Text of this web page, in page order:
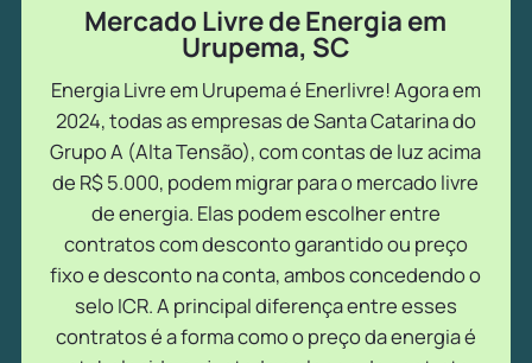
Mercado Livre de Energia em
Urupema, SC
Energia Livre em Urupema é Enerlivre! Agora em
2024, todas as empresas de Santa Catarina do
Grupo A (Alta Tensão), com contas de luz acima
de R$ 5.000, podem migrar para o mercado livre
de energia. Elas podem escolher entre
contratos com desconto garantido ou preço
fixo e desconto na conta, ambos concedendo o
selo ICR. A principal diferença entre esses
contratos é a forma como o preço da energia é